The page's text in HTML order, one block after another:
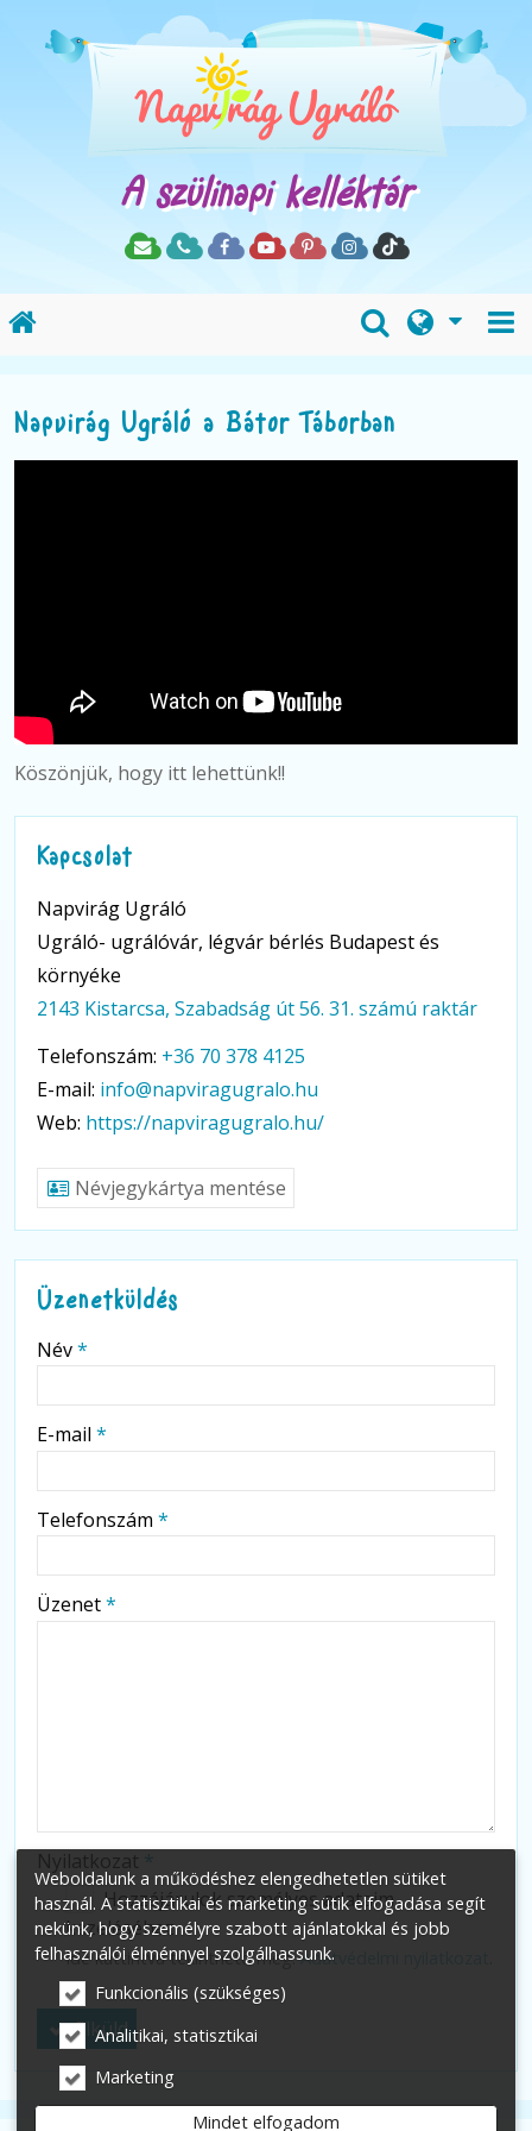
A szülinapi kelléktár
Napvirág Ugráló a Bátor Táborban
Köszönjük, hogy itt lehettünk!!
Kapcsolat
Napvirág Ugráló
Ugráló- ugrálóvár, légvár bérlés Budapest és
környéke
2143 Kistarcsa, Szabadság út 56. 31. számú raktár
Telefonszám: +36 70 378 4125
E-mail: info@napviragugralo.hu
Web: https://napviragugralo.hu/
Névjegykártya mentése
Üzenetküldés
-
Név*
E-mail *
Telefonszám *
Üzenet*
Nyilatkozat *
Hozzájárulok személyes adataim
kezeléséhez.
Ide kattintva tekinthető meg:Adatvédelmi nyilatkozat
Elküld
Weboldalunk a működéshez elengedhetetlen sütiket
használ. A statisztikai és marketing sütik elfogadása segít
nekünk, hogy személyre szabott ajánlatokkal és jobb
felhasználói élménnyel szolgálhassunk.
Funkcionális (szükséges)
Analitikai, statisztikai
Marketing
Mindet elfogadom